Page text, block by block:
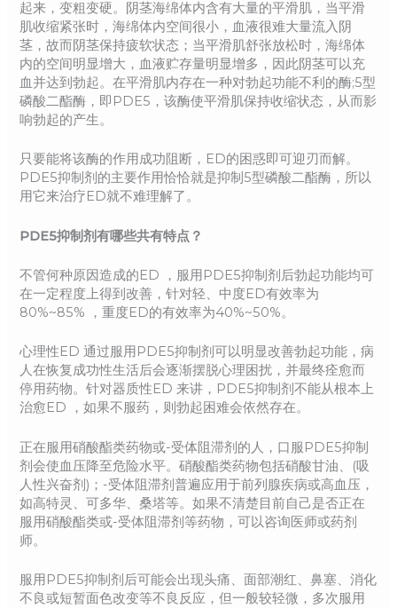
起来，变粗变硬。阴茎海绵体内含有大量的平滑肌，当平滑
肌收缩紧张时，海绵体内空间很小，血液很难大量流入阴
茎，故而阴茎保持疲软状态；当平滑肌舒张放松时，海绵体
内的空间明显增大，血液贮存量明显增多，因此阴茎可以充
血并达到勃起。在平滑肌内存在一种对勃起功能不利的酶;5型
磷酸二酯酶，即PDE5，该酶使平滑肌保持收缩状态，从而影
响勃起的产生。
只要能将该酶的作用成功阻断，ED的困惑即可迎刃而解。
PDE5抑制剂的主要作用恰恰就是抑制5型磷酸二酯酶，所以
用它来治疗ED就不难理解了。
PDE5抑制剂有哪些共有特点？
不管何种原因造成的ED ，服用PDE5抑制剂后勃起功能均可
在一定程度上得到改善，针对轻、中度ED有效率为
80%~85% ，重度ED的有效率为40%~50%。
心理性ED 通过服用PDE5抑制剂可以明显改善勃起功能，病
人在恢复成功性生活后会逐渐摆脱心理困扰，并最终痊愈而
停用药物。针对器质性ED 来讲，PDE5抑制剂不能从根本上
治愈ED ，如果不服药，则勃起困难会依然存在。
正在服用硝酸酯类药物或-受体阻滞剂的人，口服PDE5抑制
剂会使血压降至危险水平。硝酸酯类药物包括硝酸甘油、(吸
人性兴奋剂)；-受体阻滞剂普遍应用于前列腺疾病或高血压，
如高特灵、可多华、桑塔等。如果不清楚目前自己是否正在
服用硝酸酯类或-受体阻滞剂等药物，可以咨询医师或药剂
师。
服用PDE5抑制剂后可能会出现头痛、面部潮红、鼻塞、消化
不良或短暂面色改变等不良反应，但一般较轻微，多次服用